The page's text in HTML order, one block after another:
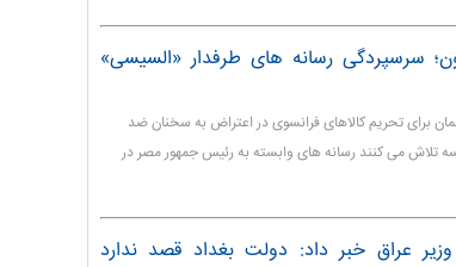
سرسپردگی رسانه های طرفدار «السیسی»
برای تحریم کالاهای فرانسوی در اعتراض به سخنان ضد
تلاش می کنند رسانه های وابسته به رئیس جمهور مصر در
عراق خبر داد: دولت بغداد قصد ندارد